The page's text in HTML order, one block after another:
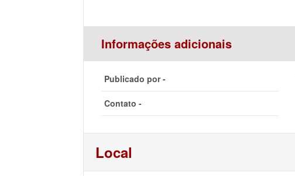
Informações adicionais
Publicado por -
Contato -
Local